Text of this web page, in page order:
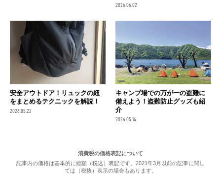
2026.06.02
安全アウトドア！リュックの紐
をまとめるテクニックを解説！
2026.05.22
キャンプ場での万が一の盗難に
備えよう！盗難防止グッズも紹
介
2026.05.14
消費税の価格表記について
記事内の価格は基本的に総額（税込）表記です。2021年3月以前の記事に関し
ては（税抜）表示の場合もあります。